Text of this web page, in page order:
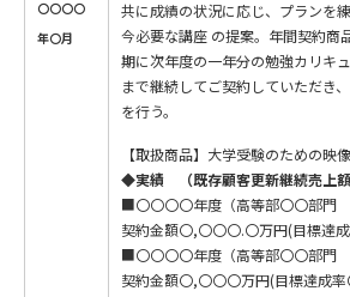
〇〇〇〇
年〇月
共に成績の状況に応じ、プランを
今必要な講座 の提案。年間契約商
期に次年度の一年分の勉強カリキ
まで継続してご契約していただき
を行う。
【取扱商品】大学受験のための映
◆実績 （既存顧客更新継続売上額
■〇〇〇〇年度（高等部〇〇部門
契約金額〇,〇〇〇.〇万円(目標達
■〇〇〇〇年度（高等部〇〇部門
契約金額〇,〇〇〇万円(目標達成